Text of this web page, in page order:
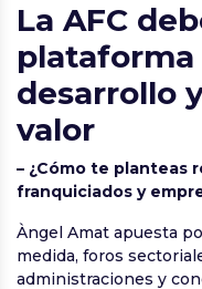
La AFC
desarrollo
valor
– ¿Cómo te planteas
franquiciados y
Àngel Amat apuesta
medida, foros
administraciones y